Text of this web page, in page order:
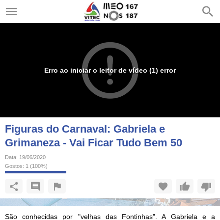
Erro ao iniciar o leitor de vídeo (1) error
Figuras do Carnaval: Gabriela e
Grimaneza - Vai Ficar Tudo Bem 50
Data: 19/06/2020
Gostos: 1 (100%)
São conhecidas por "velhas das Fontinhas". A Gabriela e a